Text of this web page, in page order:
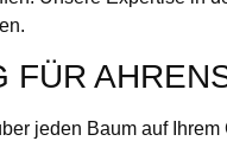
FÜR
jeden Baum auf